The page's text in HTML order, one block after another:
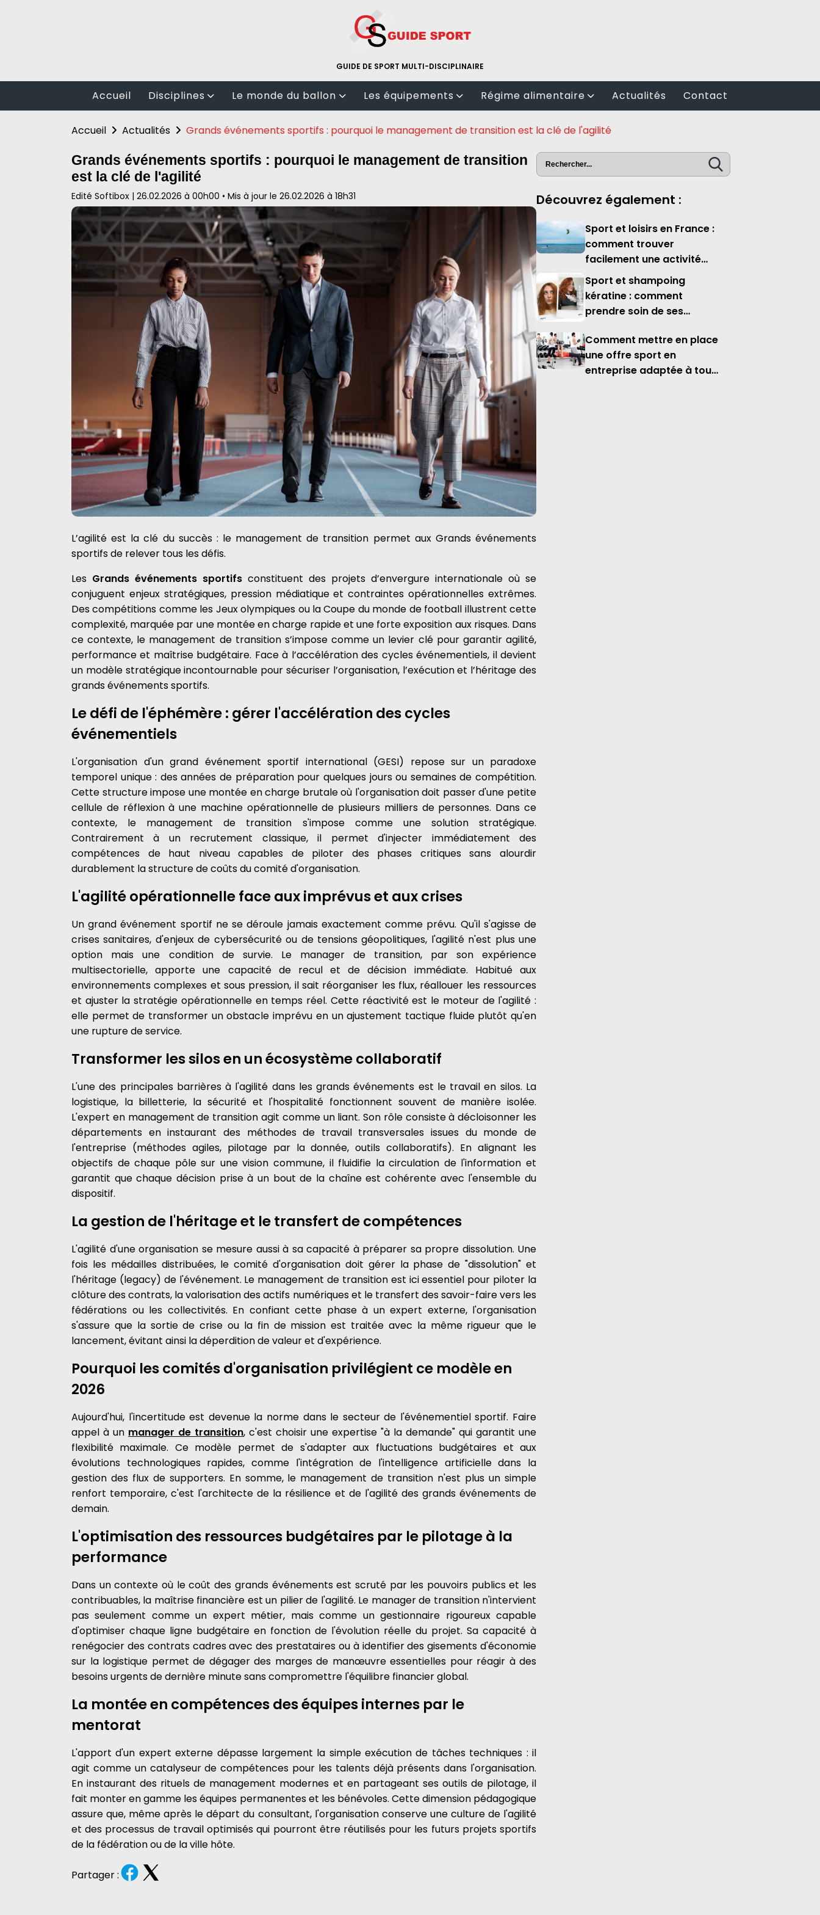
GUIDE DE SPORT MULTI-DISCIPLINAIRE
Accueil Disciplines
Randonnée
Fitness
Auto moto
Arts martiaux
Sports en plein air
Natation
Le monde du ballon
Football
Volley Ball
Les sports de raquette
Les équipements
Salle de sport
Régime alimentaire
Nutrition
Actualités Contact
Accueil Actualités Grands événements sportifs : pourquoi le management de transition est la clé de l'agilité
Grands événements sportifs : pourquoi le management de transition
est la clé de l'agilité
Edité Softibox | 26.02.2026 à 00h00 • Mis à jour le 26.02.2026 à 18h31
L’agilité est la clé du succès : le management de transition permet aux Grands événements
sportifs de relever tous les défis.
Les Grands événements sportifs constituent des projets d’envergure internationale où se
conjuguent enjeux stratégiques, pression médiatique et contraintes opérationnelles extrêmes.
Des compétitions comme les Jeux olympiques ou la Coupe du monde de football illustrent cette
complexité, marquée par une montée en charge rapide et une forte exposition aux risques. Dans
ce contexte, le management de transition s’impose comme un levier clé pour garantir agilité,
performance et maîtrise budgétaire. Face à l’accélération des cycles événementiels, il devient
un modèle stratégique incontournable pour sécuriser l’organisation, l’exécution et l’héritage des
grands événements sportifs.
Le défi de l'éphémère : gérer l'accélération des cycles
événementiels
L'organisation d'un grand événement sportif international (GESI) repose sur un paradoxe
temporel unique : des années de préparation pour quelques jours ou semaines de compétition.
Cette structure impose une montée en charge brutale où l'organisation doit passer d'une petite
cellule de réflexion à une machine opérationnelle de plusieurs milliers de personnes. Dans ce
contexte, le management de transition s'impose comme une solution stratégique.
Contrairement à un recrutement classique, il permet d'injecter immédiatement des
compétences de haut niveau capables de piloter des phases critiques sans alourdir
durablement la structure de coûts du comité d'organisation.
L'agilité opérationnelle face aux imprévus et aux crises
Un grand événement sportif ne se déroule jamais exactement comme prévu. Qu'il s'agisse de
crises sanitaires, d'enjeux de cybersécurité ou de tensions géopolitiques, l'agilité n'est plus une
option mais une condition de survie. Le manager de transition, par son expérience
multisectorielle, apporte une capacité de recul et de décision immédiate. Habitué aux
environnements complexes et sous pression, il sait réorganiser les flux, réallouer les ressources
et ajuster la stratégie opérationnelle en temps réel. Cette réactivité est le moteur de l'agilité :
elle permet de transformer un obstacle imprévu en un ajustement tactique fluide plutôt qu'en
une rupture de service.
Transformer les silos en un écosystème collaboratif
L'une des principales barrières à l'agilité dans les grands événements est le travail en silos. La
logistique, la billetterie, la sécurité et l'hospitalité fonctionnent souvent de manière isolée.
L'expert en management de transition agit comme un liant. Son rôle consiste à décloisonner les
départements en instaurant des méthodes de travail transversales issues du monde de
l'entreprise (méthodes agiles, pilotage par la donnée, outils collaboratifs). En alignant les
objectifs de chaque pôle sur une vision commune, il fluidifie la circulation de l'information et
garantit que chaque décision prise à un bout de la chaîne est cohérente avec l'ensemble du
dispositif.
La gestion de l'héritage et le transfert de compétences
L'agilité d'une organisation se mesure aussi à sa capacité à préparer sa propre dissolution. Une
fois les médailles distribuées, le comité d'organisation doit gérer la phase de "dissolution" et
l'héritage (legacy) de l'événement. Le management de transition est ici essentiel pour piloter la
clôture des contrats, la valorisation des actifs numériques et le transfert des savoir-faire vers les
fédérations ou les collectivités. En confiant cette phase à un expert externe, l'organisation
s'assure que la sortie de crise ou la fin de mission est traitée avec la même rigueur que le
lancement, évitant ainsi la déperdition de valeur et d'expérience.
Pourquoi les comités d'organisation privilégient ce modèle en
2026
Aujourd'hui, l'incertitude est devenue la norme dans le secteur de l'événementiel sportif. Faire
appel à un manager de transition, c'est choisir une expertise "à la demande" qui garantit une
flexibilité maximale. Ce modèle permet de s'adapter aux fluctuations budgétaires et aux
évolutions technologiques rapides, comme l'intégration de l'intelligence artificielle dans la
gestion des flux de supporters. En somme, le management de transition n'est plus un simple
renfort temporaire, c'est l'architecte de la résilience et de l'agilité des grands événements de
demain.
L'optimisation des ressources budgétaires par le pilotage à la
performance
Dans un contexte où le coût des grands événements est scruté par les pouvoirs publics et les
contribuables, la maîtrise financière est un pilier de l'agilité. Le manager de transition n'intervient
pas seulement comme un expert métier, mais comme un gestionnaire rigoureux capable
d'optimiser chaque ligne budgétaire en fonction de l'évolution réelle du projet. Sa capacité à
renégocier des contrats cadres avec des prestataires ou à identifier des gisements d'économie
sur la logistique permet de dégager des marges de manœuvre essentielles pour réagir à des
besoins urgents de dernière minute sans compromettre l'équilibre financier global.
La montée en compétences des équipes internes par le
mentorat
L'apport d'un expert externe dépasse largement la simple exécution de tâches techniques : il
agit comme un catalyseur de compétences pour les talents déjà présents dans l'organisation.
En instaurant des rituels de management modernes et en partageant ses outils de pilotage, il
fait monter en gamme les équipes permanentes et les bénévoles. Cette dimension pédagogique
assure que, même après le départ du consultant, l'organisation conserve une culture de l'agilité
et des processus de travail optimisés qui pourront être réutilisés pour les futurs projets sportifs
de la fédération ou de la ville hôte.
Partager :
Découvrez également :
Sport et loisirs en France :
comment trouver
facilement une activité
près de chez soi ?
Sport et shampoing
kératine : comment
prendre soin de ses
actif ?
Comment mettre en place
une offre sport en
entreprise adaptée à tous